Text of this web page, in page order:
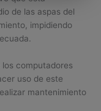
de las aspas del
impidiendo
computadores
uso de este
mantenimiento